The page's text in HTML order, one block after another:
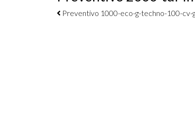
Navigazione elementi
Preventivo 1000-eco-g-techno-100-cv-